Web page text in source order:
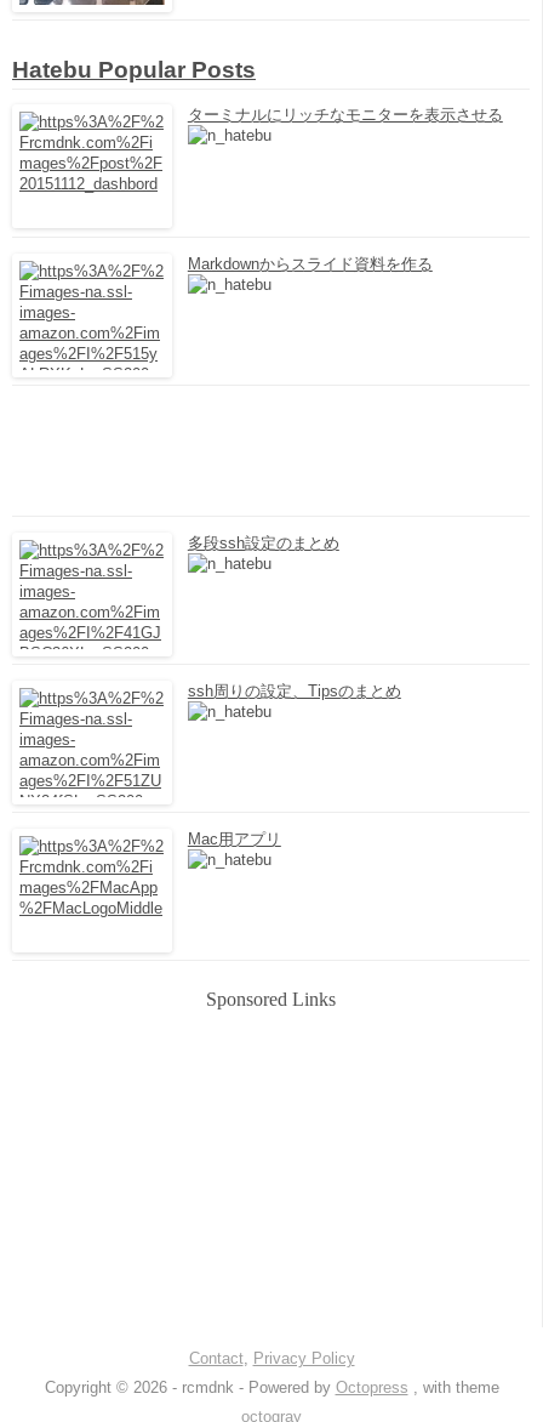
Hatebu Popular Posts
ターミナルにリッチなモニターを表示させる
Markdownからスライド資料を作る
多段ssh設定のまとめ
ssh周りの設定、Tipsのまとめ
Mac用アプリ
Sponsored Links
Contact, Privacy Policy
Copyright © 2026 - rcmdnk - Powered by Octopress , with theme
octogray